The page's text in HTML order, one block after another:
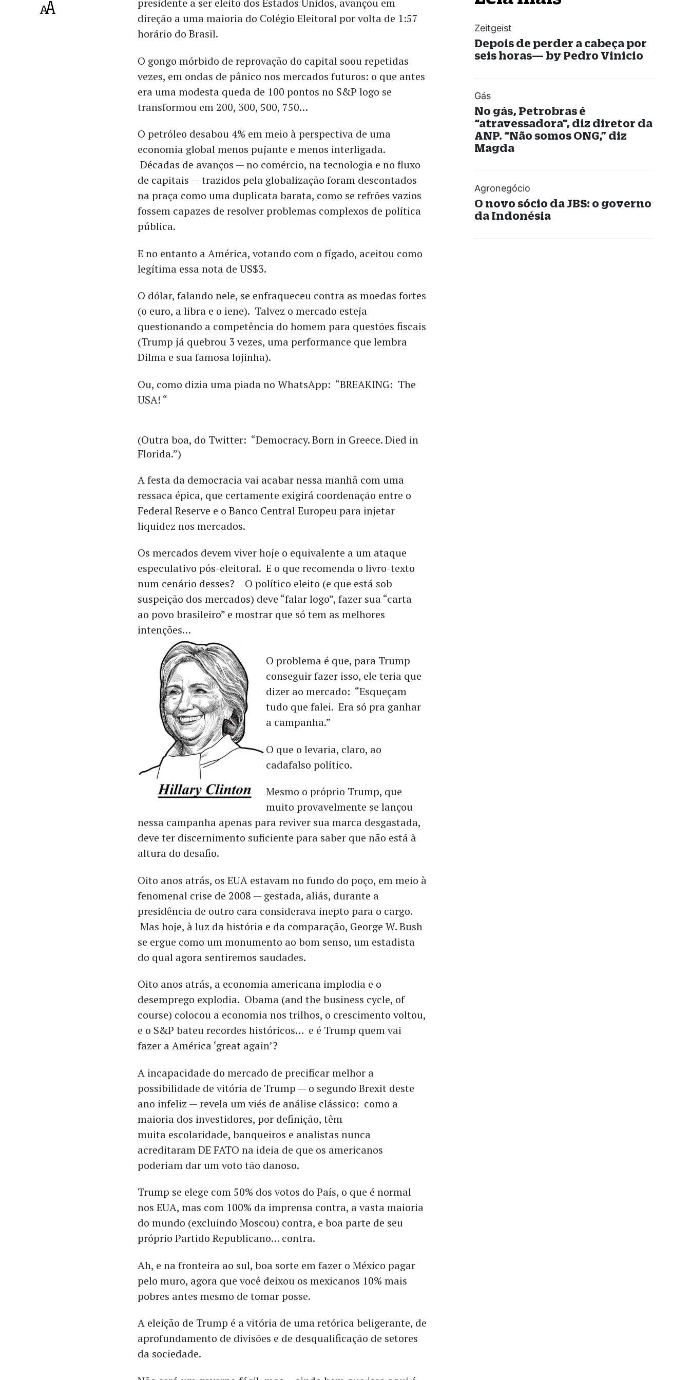
presidente a ser eleito dos Estados Unidos, avançou em
direção a uma maioria do Colégio Eleitoral por volta de 1:57
horário do Brasil.
O gongo mórbido de reprovação do capital soou repetidas
vezes, em ondas de pânico nos mercados futuros: o que antes
era uma modesta queda de 100 pontos no S&P logo se
transformou em 200, 300, 500, 750…
O petróleo desabou 4% em meio à perspectiva de uma
economia global menos pujante e menos interligada.
Décadas de avanços — no comércio, na tecnologia e no fluxo
de capitais — trazidos pela globalização foram descontados
na praça como uma duplicata barata, como se refrões vazios
fossem capazes de resolver problemas complexos de política
pública.
E no entanto a América, votando com o fígado, aceitou como
legítima essa nota de US$3.
O dólar, falando nele, se enfraqueceu contra as moedas fortes
(o euro, a libra e o iene). Talvez o mercado esteja
questionando a competência do homem para questões fiscais
(Trump já quebrou 3 vezes, uma performance que lembra
Dilma e sua famosa lojinha).
Ou, como dizia uma piada no WhatsApp: “BREAKING: The
USA! “
(Outra boa, do Twitter: “Democracy. Born in Greece. Died in
Florida.”)
A festa da democracia vai acabar nessa manhã com uma
ressaca épica, que certamente exigirá coordenação entre o
Federal Reserve e o Banco Central Europeu para injetar
liquidez nos mercados.
Os mercados devem viver hoje o equivalente a um ataque
especulativo pós-eleitoral. E o que recomenda o livro-texto
num cenário desses? O político eleito (e que está sob
suspeição dos mercados) deve “falar logo”, fazer sua “carta
ao povo brasileiro” e mostrar que só tem as melhores
intenções…
O problema é que, para Trump
conseguir fazer isso, ele teria que
dizer ao mercado: “Esqueçam
tudo que falei. Era só pra ganhar
a campanha.”
O que o levaria, claro, ao
cadafalso político.
Mesmo o próprio Trump, que
muito provavelmente se lançou
nessa campanha apenas para reviver sua marca desgastada,
deve ter discernimento suficiente para saber que não está à
altura do desafio.
Oito anos atrás, os EUA estavam no fundo do poço, em meio à
fenomenal crise de 2008 — gestada, aliás, durante a
presidência de outro cara considerava inepto para o cargo.
Mas hoje, à luz da história e da comparação, George W. Bush
se ergue como um monumento ao bom senso, um estadista
do qual agora sentiremos saudades.
Oito anos atrás, a economia americana implodia e o
desemprego explodia. Obama (and the business cycle, of
course) colocou a economia nos trilhos, o crescimento voltou,
e o S&P bateu recordes históricos… e é Trump quem vai
fazer a América ‘great again’?
A incapacidade do mercado de precificar melhor a
possibilidade de vitória de Trump — o segundo Brexit deste
ano infeliz — revela um viés de análise clássico: como a
maioria dos investidores, por definição, têm
muita escolaridade, banqueiros e analistas nunca
acreditaram DE FATO na ideia de que os americanos
poderiam dar um voto tão danoso.
Trump se elege com 50% dos votos do País, o que é normal
nos EUA, mas com 100% da imprensa contra, a vasta maioria
do mundo (excluindo Moscou) contra, e boa parte de seu
próprio Partido Republicano… contra.
Ah, e na fronteira ao sul, boa sorte em fazer o México pagar
pelo muro, agora que você deixou os mexicanos 10% mais
pobres antes mesmo de tomar posse.
A eleição de Trump é a vitória de uma retórica beligerante, de
aprofundamento de divisões e de desqualificação de setores
da sociedade.
Zeitgeist
Depois de perder a cabeça por
seis horas— by Pedro Vinicio
Gás
No gás, Petrobras é
“atravessadora”, diz diretor da
ANP. “Não somos ONG,” diz
Magda
Agronegócio
O novo sócio da JBS: o governo
da Indonésia